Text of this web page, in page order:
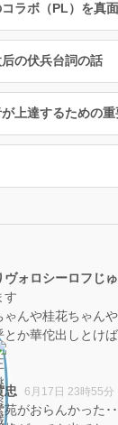
ラボ（PL）を真
の伏兵台詞の話
上達するための
ヴォロシーロフじ
す
ゃんや桂花ちゃん
とか華佗出しとけ
忠 6月17日 23時55分
苑がおらんかった･